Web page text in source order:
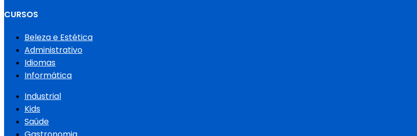
CURSOS
Beleza e Estética
Administrativo
Idiomas
Informática
Industrial
Kids
Saúde